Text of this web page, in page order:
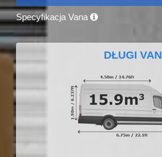
Specyfikacja Vana
DŁUGI VAN